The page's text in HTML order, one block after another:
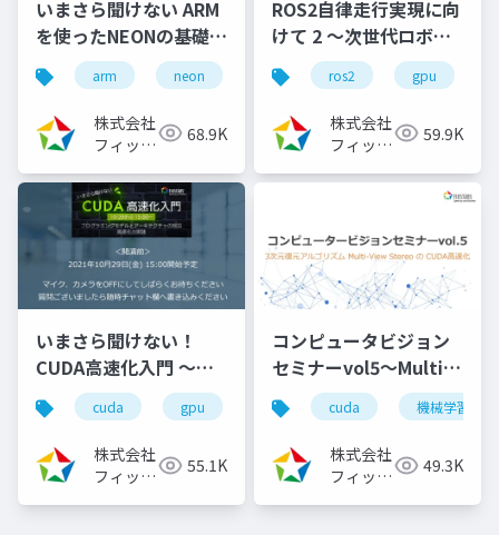
いまさら聞けない ARM
を使ったNEONの基礎と
活用事例
（2021/08/05）
arm neon
株式会社
フィック
68.9K
ROS2自律走行実現に向
けて 2 ～次世代ロボッ
ト開発フレームワーク
ROS2のビルドシステム
徹底理解～
（2022/11/30）
ros2 gpu
株式会社
フィック
59.9K
いまさら聞けない！
CUDA高速化入門 ～プ
ログラミングモデルと
アーキテクチャの解
説、高速化の実践～
（2021/10/29）
cuda gpu cuda高速化 高速化シリーズ
株式会社
フィック
55.1K
コンピュータビジョン
セミナーvol5～Multi-
View StereoのCUDA
高速化～（2024/8/7)
cuda 機械学習
株式会社
フィック
49.3K